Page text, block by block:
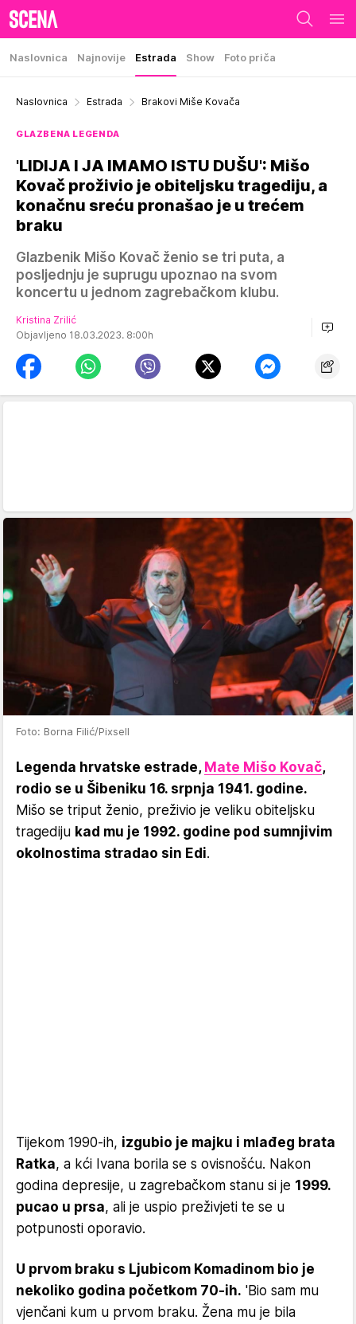
Naslovnica Najnovije Estrada Show Foto priča
Naslovnica Estrada Brakovi Miše Kovača
GLAZBENA LEGENDA
'LIDIJA I JA IMAMO ISTU DUŠU': Mišo
Kovač proživio je obiteljsku tragediju, a
konačnu sreću pronašao je u trećem
braku
Glazbenik Mišo Kovač ženio se tri puta, a
posljednju je suprugu upoznao na svom
koncertu u jednom zagrebačkom klubu.
Kristina Zrilić
Objavljeno 18.03.2023. 8:00h
Foto: Borna Filić/Pixsell
Legenda hrvatske estrade, Mate Mišo Kovač,
rodio se u Šibeniku 16. srpnja 1941. godine.
Mišo se triput ženio, preživio je veliku obiteljsku
tragediju kad mu je 1992. godine pod sumnjivim
okolnostima stradao sin Edi.
Tijekom 1990-ih, izgubio je majku i mlađeg brata
Ratka, a kći Ivana borila se s ovisnošću. Nakon
godina depresije, u zagrebačkom stanu si je 1999.
pucao u prsa, ali je uspio preživjeti te se u
potpunosti oporavio.
U prvom braku s Ljubicom Komadinom bio je
nekoliko godina početkom 70-ih. 'Bio sam mu
vjenčani kum u prvom braku. Žena mu je bila